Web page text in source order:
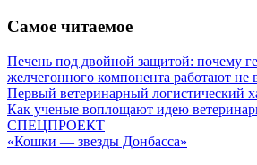
Самое читаемое
Печень под двойной защитой: почему
желчегонного компонента работают не
Первый ветеринарный логистический
Как ученые воплощают идею
СПЕЦПРОЕКТ
«Кошки — звезды Донбасса»